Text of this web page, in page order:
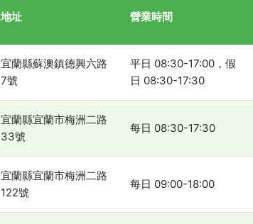
地址 營業時間
宜蘭縣蘇澳鎮德興六路
7號
平日 08:30-17:00，假
日 08:30-17:30
宜蘭縣宜蘭市梅洲二路
33號
每日 08:30-17:30
宜蘭縣宜蘭市梅洲二路
122號
每日 09:00-18:00